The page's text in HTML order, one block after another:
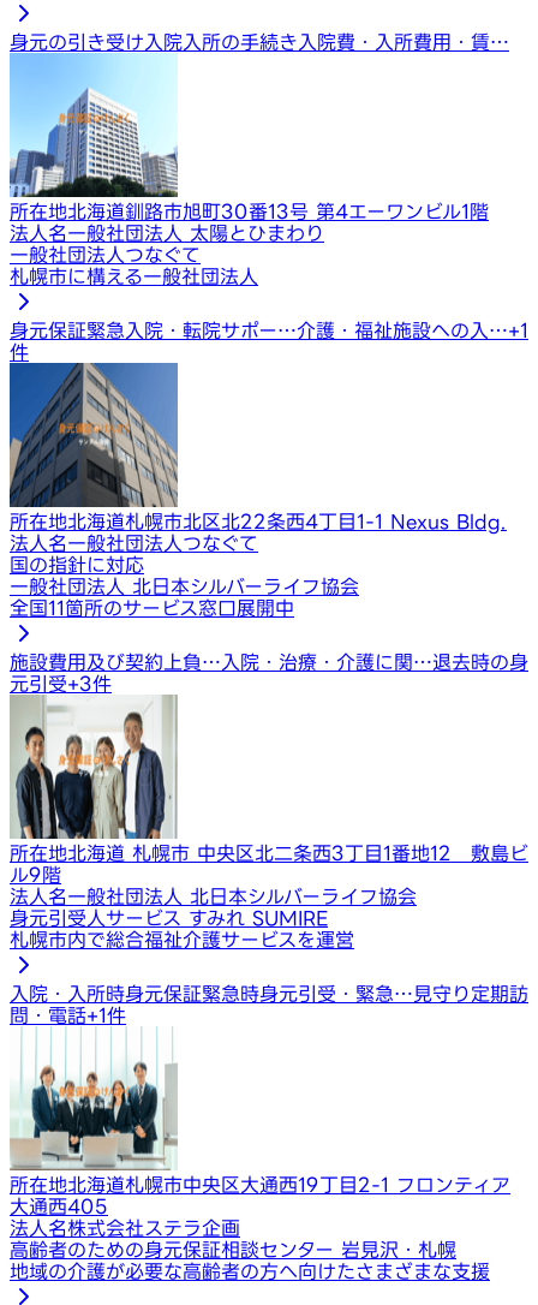
身元の引き受け 入院入所の手続き 入院費・入所費用・賃…
所在地北海道釧路市旭町30番13号 第4エーワンビル1階
法人名一般社団法人 太陽とひまわり
一般社団法人つなぐて
札幌市に構える一般社団法人
身元保証緊急入院・転院サポー…介護・福祉施設への入…+1
件
所在地北海道札幌市北区北22条西4丁目1-1 Nexus Bldg.
法人名一般社団法人つなぐて
国の指針に対応
一般社団法人 北日本シルバーライフ協会
全国11箇所のサービス窓口展開中
施設費用及び契約上負… 入院・治療・介護に関…退去時の身
元引受+3件
所在地北海道 札幌市 中央区北二条西3丁目1番地12 敷島ビ
ル9階
法人名一般社団法人 北日本シルバーライフ協会
身元引受人サービス すみれ SUMIRE
札幌市内で総合福祉介護サービスを運営
入院・入所時身元保証緊急時身元引受・緊急…見守り定期訪
問・電話+1件
所在地北海道札幌市中央区大通西19丁目2-1 フロンティア
大通西405
法人名株式会社ステラ企画
高齢者のための身元保証相談センター 岩見沢・札幌
地域の介護が必要な高齢者の方へ向けたさまざまな支援